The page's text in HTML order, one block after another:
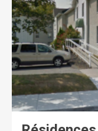
loyers abordables.